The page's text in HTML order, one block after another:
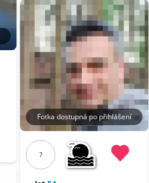
Fotka dostupná po přihlášení
?